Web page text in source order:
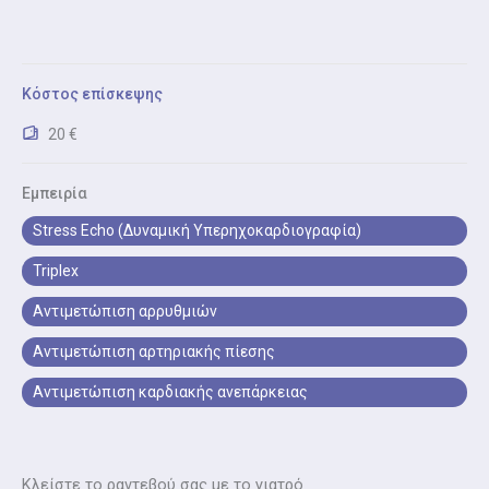
Κόστος επίσκεψης
20 €
Εμπειρία
Stress Echo (Δυναμική Υπερηχοκαρδιογραφία)
Triplex
Αντιμετώπιση αρρυθμιών
Αντιμετώπιση αρτηριακής πίεσης
Αντιμετώπιση καρδιακής ανεπάρκειας
έλεγχος καρδιακής λειτουργίας κατά τη σωματική
Κλείστε το ραντεβού σας με το γιατρό